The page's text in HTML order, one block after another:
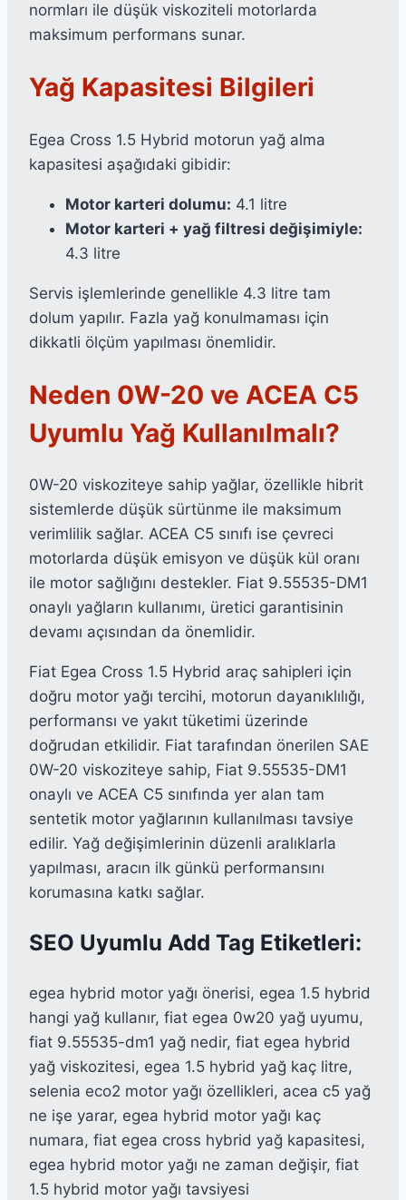
normları ile düşük viskoziteli motorlarda
maksimum performans sunar.
Yağ Kapasitesi Bilgileri
Egea Cross 1.5 Hybrid motorun yağ alma
kapasitesi aşağıdaki gibidir:
Motor karteri dolumu: 4.1 litre
Motor karteri + yağ filtresi değişimiyle:
4.3 litre
Servis işlemlerinde genellikle 4.3 litre tam
dolum yapılır. Fazla yağ konulmaması için
dikkatli ölçüm yapılması önemlidir.
Neden 0W-20 ve ACEA C5
Uyumlu Yağ Kullanılmalı?
0W-20 viskoziteye sahip yağlar, özellikle hibrit
sistemlerde düşük sürtünme ile maksimum
verimlilik sağlar. ACEA C5 sınıfı ise çevreci
motorlarda düşük emisyon ve düşük kül oranı
ile motor sağlığını destekler. Fiat 9.55535-DM1
onaylı yağların kullanımı, üretici garantisinin
devamı açısından da önemlidir.
Fiat Egea Cross 1.5 Hybrid araç sahipleri için
doğru motor yağı tercihi, motorun dayanıklılığı,
performansı ve yakıt tüketimi üzerinde
doğrudan etkilidir. Fiat tarafından önerilen SAE
0W-20 viskoziteye sahip, Fiat 9.55535-DM1
onaylı ve ACEA C5 sınıfında yer alan tam
sentetik motor yağlarının kullanılması tavsiye
edilir. Yağ değişimlerinin düzenli aralıklarla
yapılması, aracın ilk günkü performansını
korumasına katkı sağlar.
SEO Uyumlu Add Tag Etiketleri:
egea hybrid motor yağı önerisi, egea 1.5 hybrid
hangi yağ kullanır, fiat egea 0w20 yağ uyumu,
fiat 9.55535-dm1 yağ nedir, fiat egea hybrid
yağ viskozitesi, egea 1.5 hybrid yağ kaç litre,
selenia eco2 motor yağı özellikleri, acea c5 yağ
ne işe yarar, egea hybrid motor yağı kaç
numara, fiat egea cross hybrid yağ kapasitesi,
egea hybrid motor yağı ne zaman değişir, fiat
1.5 hybrid motor yağı tavsiyesi